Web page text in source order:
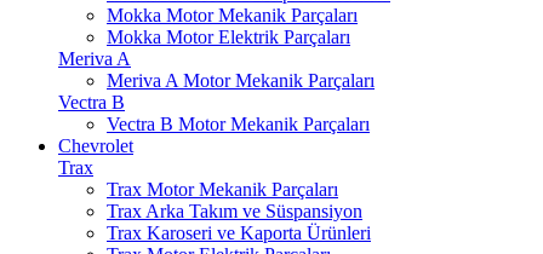
Mokka Motor Mekanik Parçaları
Mokka Motor Elektrik Parçaları
Meriva A
Meriva A Motor Mekanik Parçaları
Vectra B
Vectra B Motor Mekanik Parçaları
Chevrolet
Trax
Trax Motor Mekanik Parçaları
Trax Arka Takım ve Süspansiyon
Trax Karoseri ve Kaporta Ürünleri